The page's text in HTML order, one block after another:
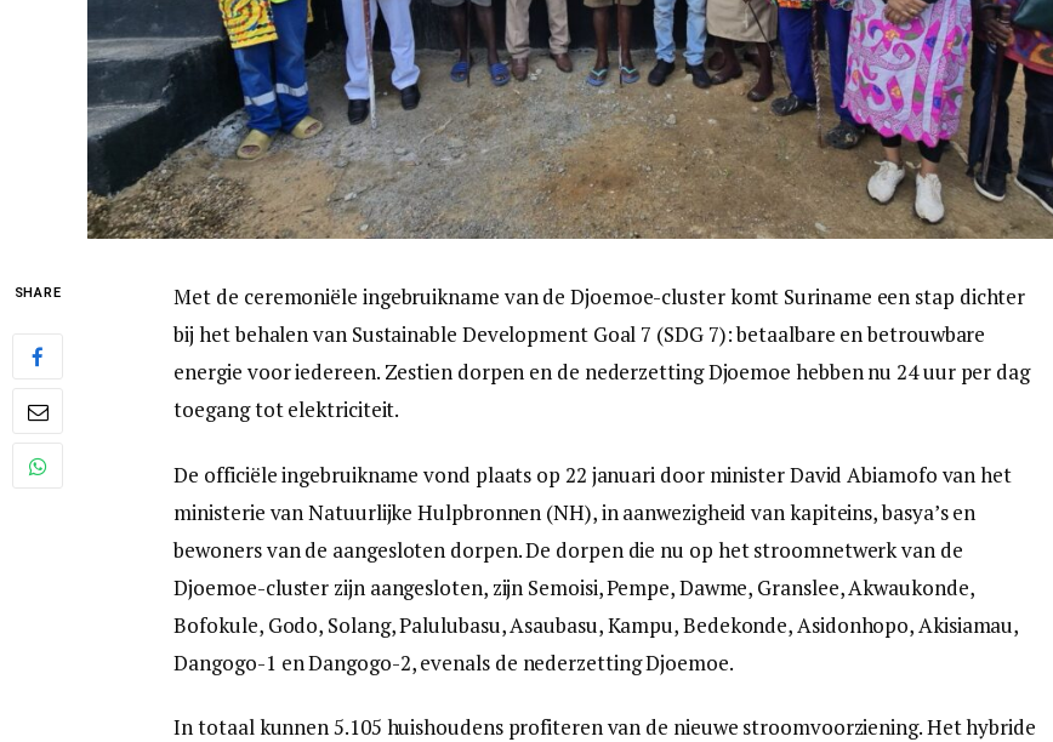
SHARE
Met de ceremoniële ingebruikname van de Djoemoe-cluster komt Suriname een stap dichter
bij het behalen van Sustainable Development Goal 7 (SDG 7): betaalbare en betrouwbare
energie voor iedereen. Zestien dorpen en de nederzetting Djoemoe hebben nu 24 uur per dag
toegang tot elektriciteit.
De officiële ingebruikname vond plaats op 22 januari door minister David Abiamofo van het
ministerie van Natuurlijke Hulpbronnen (NH), in aanwezigheid van kapiteins, basya’s en
bewoners van de aangesloten dorpen. De dorpen die nu op het stroomnetwerk van de
Djoemoe-cluster zijn aangesloten, zijn Semoisi, Pempe, Dawme, Granslee, Akwaukonde,
Bofokule, Godo, Solang, Palulubasu, Asaubasu, Kampu, Bedekonde, Asidonhopo, Akisiamau,
Dangogo-1 en Dangogo-2, evenals de nederzetting Djoemoe.
In totaal kunnen 5.105 huishoudens profiteren van de nieuwe stroomvoorziening. Het hybride